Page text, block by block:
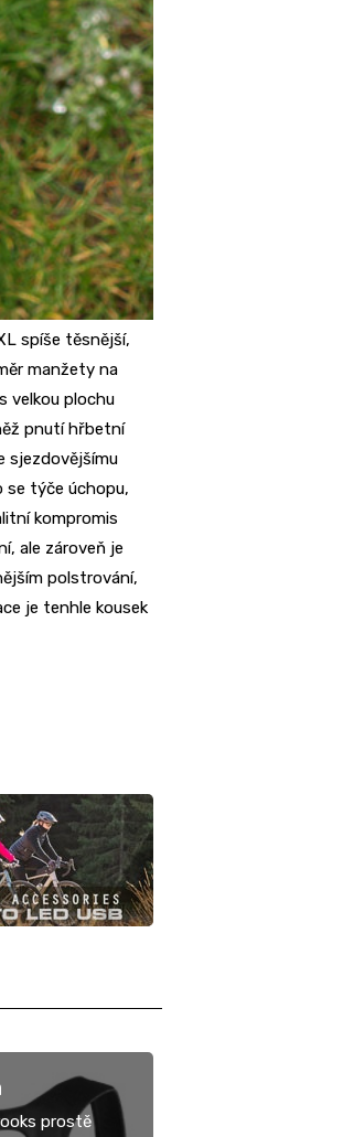
spíše těsnější,
manžety na
velkou plochu
pnutí hřbetní
sjezdovějšímu
se týče úchopu,
kompromis
ale zároveň je
polstrování,
je tenhle kousek
prostě